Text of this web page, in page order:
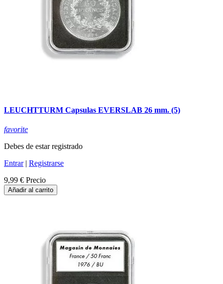
LEUCHTTURM Capsulas EVERSLAB 26 mm. (5)
favorite
Debes de estar registrado
Entrar| Registrarse
9,99 € Precio
Añadir al carrito